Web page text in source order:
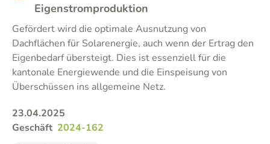
Eigenstromproduktion
Gefördert wird die optimale Ausnutzung von
Dachflächen für Solarenergie, auch wenn der Ertrag den
Eigenbedarf übersteigt. Dies ist essenziell für die
kantonale Energiewende und die Einspeisung von
Überschüssen ins allgemeine Netz.
23.04.2025
Geschäft 2024-162